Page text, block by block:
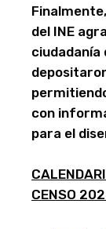
del INE
ciudadanía
con
para el
CENSO